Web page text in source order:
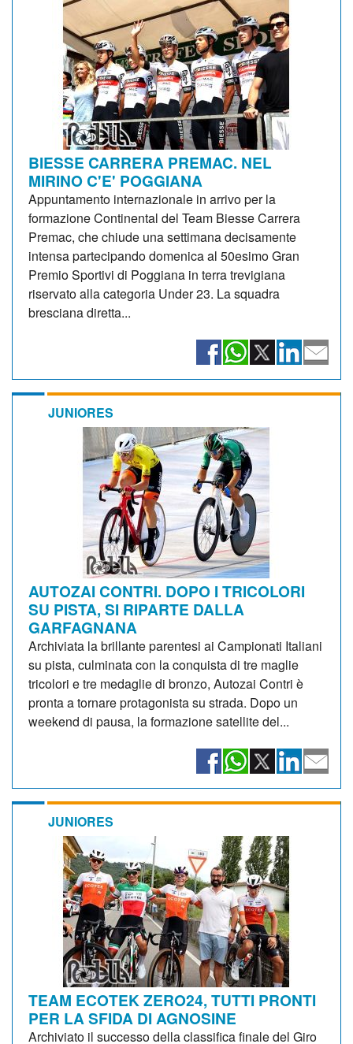
BIESSE CARRERA PREMAC. NEL
MIRINO C'E' POGGIANA
Appuntamento internazionale in arrivo per la
formazione Continental del Team Biesse Carrera
Premac, che chiude una settimana decisamente
intensa partecipando domenica al 50esimo Gran
Premio Sportivi di Poggiana in terra trevigiana
riservato alla categoria Under 23. La squadra
bresciana diretta...
JUNIORES
AUTOZAI CONTRI. DOPO I TRICOLORI
SU PISTA, SI RIPARTE DALLA
GARFAGNANA
Archiviata la brillante parentesi ai Campionati Italiani
su pista, culminata con la conquista di tre maglie
tricolori e tre medaglie di bronzo, Autozai Contri è
pronta a tornare protagonista su strada. Dopo un
weekend di pausa, la formazione satellite del...
JUNIORES
TEAM ECOTEK ZERO24, TUTTI PRONTI
PER LA SFIDA DI AGNOSINE
Archiviato il successo della classifica finale del Giro